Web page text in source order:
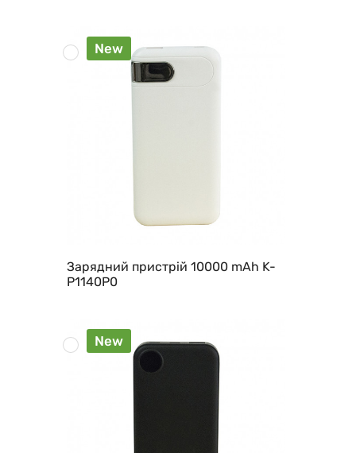
New
Зарядний пристрій 10000 mAh K-
P1140P0
New